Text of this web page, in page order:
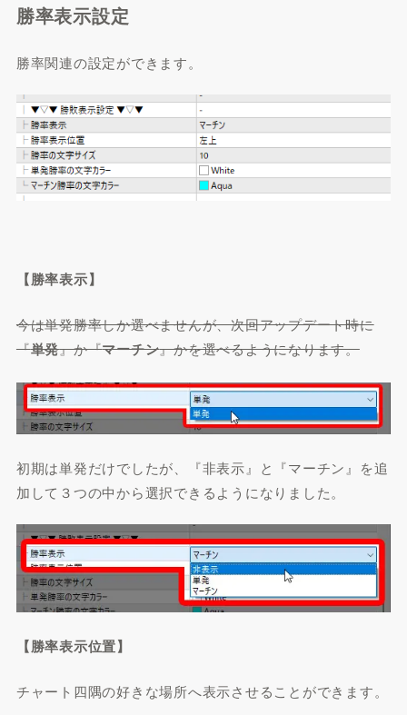
勝率表示設定
勝率関連の設定ができます。
【勝率表示】
今は単発勝率しか選べませんが、次回アップデート時に
『単発』か『マーチン』かを選べるようになります。
初期は単発だけでしたが、『非表示』と『マーチン』を追
加して３つの中から選択できるようになりました。
【勝率表示位置】
チャート四隅の好きな場所へ表示させることができます。